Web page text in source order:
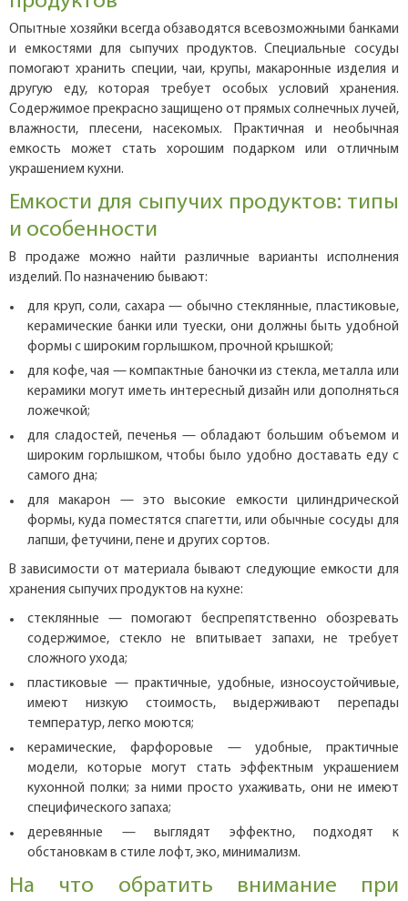
Опытные хозяйки всегда обзаводятся всевозможными банками
и емкостями для сыпучих продуктов. Специальные сосуды
помогают хранить специи, чаи, крупы, макаронные изделия и
другую еду, которая требует особых условий хранения.
Содержимое прекрасно защищено от прямых солнечных лучей,
влажности, плесени, насекомых. Практичная и необычная
емкость может стать хорошим подарком или отличным
украшением кухни.
Емкости для сыпучих продуктов: типы
и особенности
В продаже можно найти различные варианты исполнения
изделий. По назначению бывают:
для круп, соли, сахара — обычно стеклянные, пластиковые,
керамические банки или туески, они должны быть удобной
формы с широким горлышком, прочной крышкой;
для кофе, чая — компактные баночки из стекла, металла или
керамики могут иметь интересный дизайн или дополняться
ложечкой;
для сладостей, печенья — обладают большим объемом и
широким горлышком, чтобы было удобно доставать еду с
самого дна;
для макарон — это высокие емкости цилиндрической
формы, куда поместятся спагетти, или обычные сосуды для
лапши, фетучини, пене и других сортов.
В зависимости от материала бывают следующие емкости для
хранения сыпучих продуктов на кухне:
стеклянные — помогают беспрепятственно обозревать
содержимое, стекло не впитывает запахи, не требует
сложного ухода;
пластиковые — практичные, удобные, износоустойчивые,
имеют низкую стоимость, выдерживают перепады
температур, легко моются;
керамические, фарфоровые — удобные, практичные
модели, которые могут стать эффектным украшением
кухонной полки; за ними просто ухаживать, они не имеют
специфического запаха;
деревянные — выглядят эффектно, подходят к
обстановкам в стиле лофт, эко, минимализм.
На что обратить внимание при